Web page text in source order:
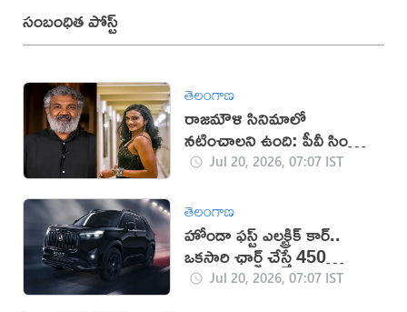
సంబంధిత పోస్ట్
తెలంగాణ
రాజమౌళి సినిమాలో
నటించాలని ఉంది: పీవీ సింధు
ఆసక్తికర పోస్ట్
Jul 20, 2026, 07:07 IST
తెలంగాణ
హోండా ఫస్ట్ ఎలక్ట్రిక్ కార్..
ఒకసారి ఛార్జ్‌ చేస్తే 450
కిలోమీటర్ల రేంజ్
Jul 20, 2026, 07:07 IST